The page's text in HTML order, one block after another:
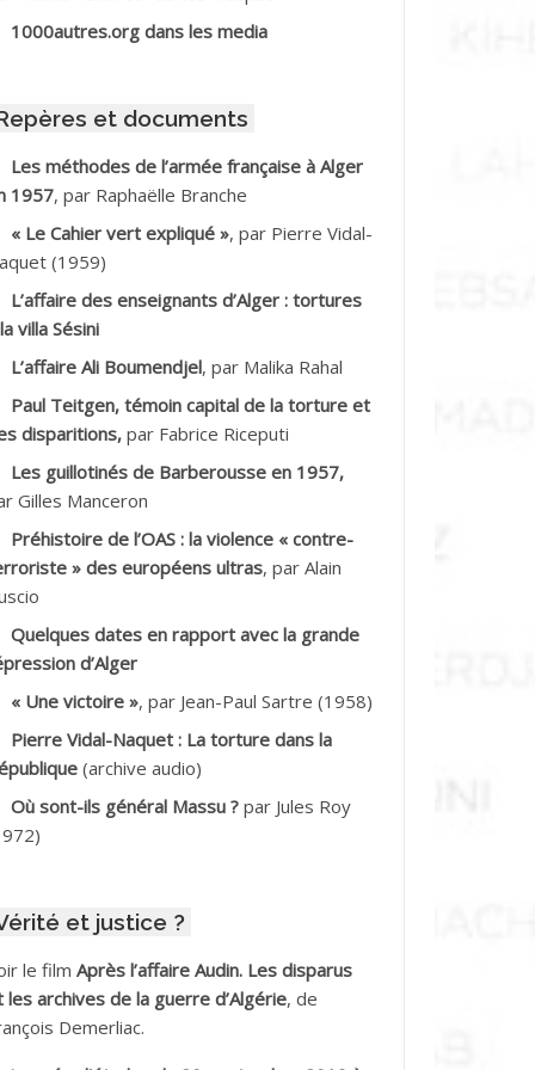
Mohamed
Salah
M.*
Ali
Tahar
Ramdane *
Baghdad*
Boualem*
Rachid
Omar *
Vve AIT SAADA
Mohamed Akli
1000autres.org dans les media
et documents
Les méthodes de l’armée française à Alger
1957, par Raphaëlle Branche
« Le Cahier vert expliqué », par Pierre Vidal-
(1959)
L’affaire des enseignants d’Alger : tortures
villa Sésini
L’affaire Ali Boumendjel, par Malika Rahal
Paul Teitgen, témoin capital de la torture et
disparitions, par Fabrice Riceputi
Les guillotinés de Barberousse en 1957,
Gilles Manceron
Préhistoire de l’OAS : la violence « contre-
» des européens ultras, par Alain
Quelques dates en rapport avec la grande
d’Alger
« Une victoire », par Jean-Paul Sartre (1958)
Pierre Vidal-Naquet : La torture dans la
(archive audio)
Où sont-ils général Massu ? par Jules Roy
et justice ?
le film Après l’affaire Audin. Les disparus
les archives de la guerre d’Algérie, de
Demerliac.